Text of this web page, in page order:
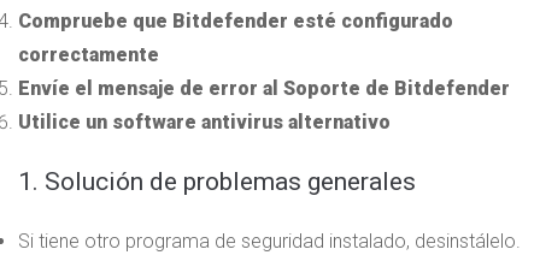
Compruebe que Bitdefender esté configurado
correctamente
Envíe el mensaje de error al Soporte de Bitdefender
Utilice un software antivirus alternativo
1. Solución de problemas generales
Si tiene otro programa de seguridad instalado, desinstálelo.